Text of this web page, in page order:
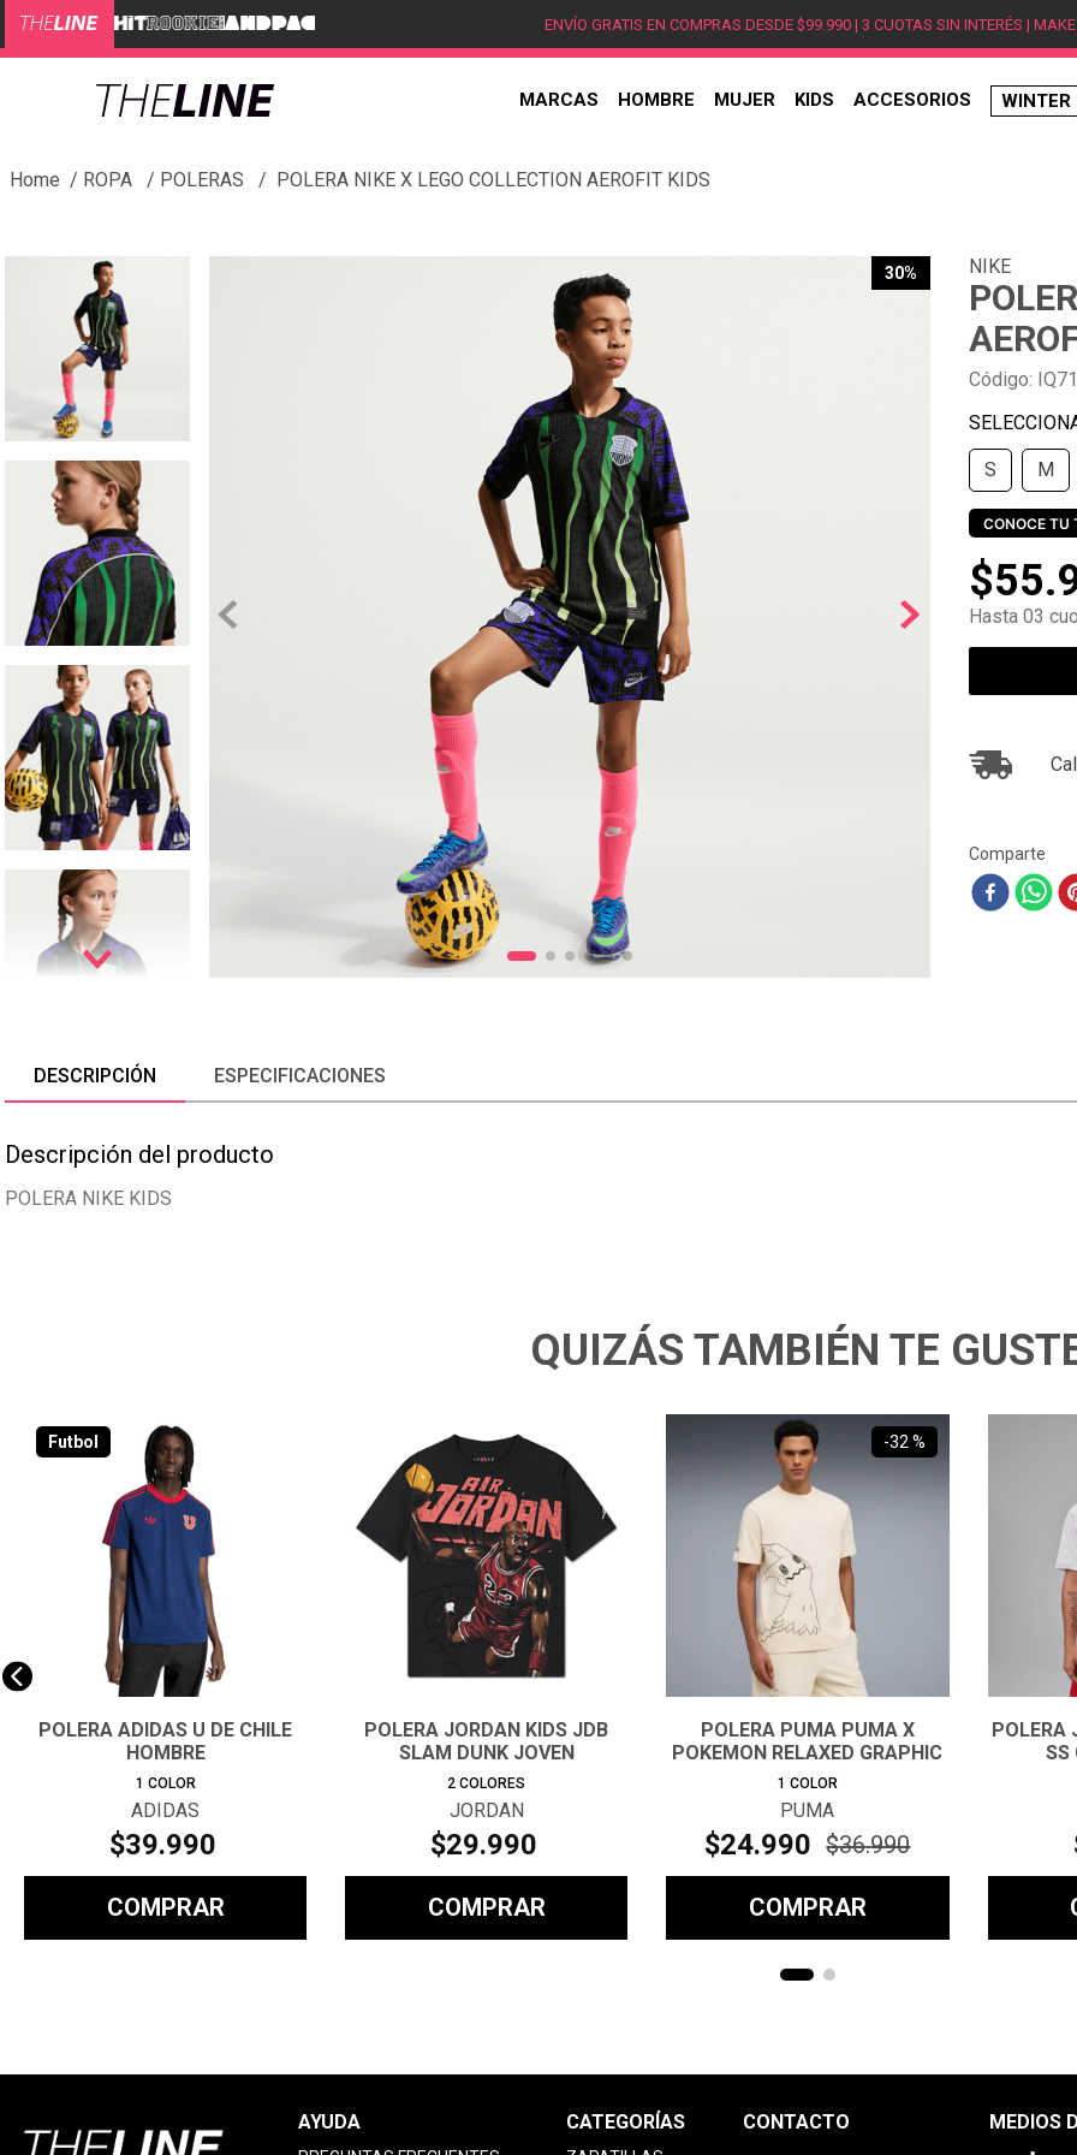
ENVÍO GRATIS EN COMPRAS DESDE $99.990 | 3 CUOTAS SIN INTERÉS |
MARCAS HOMBRE MUJER KIDS ACCESORIOS WINTER
ROPA POLERAS POLERA NIKE X LEGO COLLECTION AEROFIT KIDS
30% NIKE
Código:
S M
CONOCE TU
$55.
Hasta 03
Comparte
DESCRIPCIÓN ESPECIFICACIONES
Descripción del producto
POLERA NIKE KIDS
QUIZÁS TAMBIÉN TE
Futbol
POLERA ADIDAS U DE CHILE
HOMBRE
1 COLOR
ADIDAS
$39.990
COMPRAR
POLERA JORDAN KIDS JDB
SLAM DUNK JOVEN
2 COLORES
JORDAN
$29.990
COMPRAR
-32 %
POLERA PUMA PUMA X
POKEMON RELAXED GRAPHIC
TEE HOM
1 COLOR
PUMA
$24.990 $36.990
COMPRAR
POLERA
SS
AYUDA CATEGORÍAS CONTACTO MEDIOS